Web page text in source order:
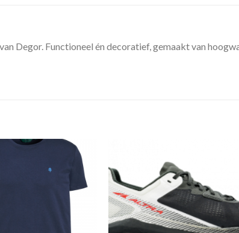
Degor. Functioneel én decoratief, gemaakt van
Toevoegen
verlanglijst